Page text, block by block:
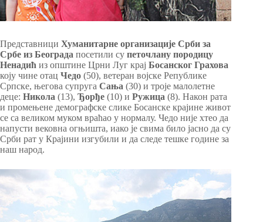
Представници Хуманитарне организације Срби за
Србе из Београда посетили су петочлану породицу
Ненадић из општине Црни Луг крај Босанског Грахова
коју чине отац Чедо (50), ветеран војске Републике
Српске, његова супруга Сања (30) и троје малолетне
деце: Никола (13), Ђорђе (10) и Ружица (8). Након рата
и промењене демографске слике Босанске крајине живот
се са великом муком враћао у нормалу. Чедо није хтео да
напусти вековна огњишта, иако је свима било јасно да су
Срби рат у Крајини изгубили и да следе тешке године за
наш народ.